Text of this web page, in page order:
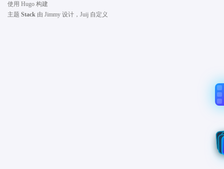
使用 Hugo 构建
主题 Stack 由 Jimmy 设计，Juij 自定义